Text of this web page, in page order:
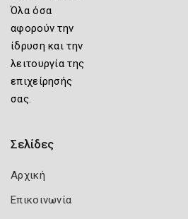
Όλα όσα
αφορούν την
ίδρυση και την
λειτουργία της
επιχείρησής
σας.
Σελίδες
Αρχική
Επικοινωνία